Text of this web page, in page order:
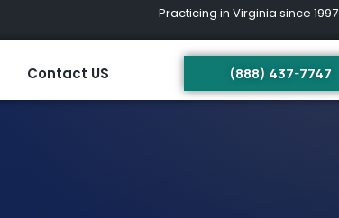
Practicing in Virginia since 1997
Contact US (888) 437-7747